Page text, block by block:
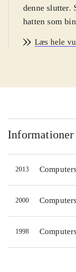
denne slutter.
hatten som
igennem en
bevidstløst
mere
udløse et
ved hjælp af
tryllestave
aber i
naturligvis
om til en
Her kan man
Læs hele
Informationer
2013
2000
1998